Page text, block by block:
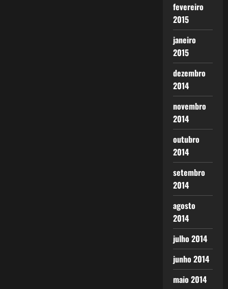
fevereiro
2015
janeiro
2015
dezembro
2014
novembro
2014
outubro
2014
setembro
2014
agosto
2014
julho 2014
junho 2014
maio 2014